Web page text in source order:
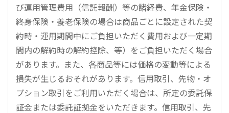
び運用管理費用（信託報酬）等の諸経費、年金保険・
終身保険・養老保険の場合は商品ごとに設定された契
約時・運用期間中にご負担いただく費用および一定期
間内の解約時の解約控除、等）をご負担いただく場合
があります。また、各商品等には価格の変動等による
損失が生じるおそれがあります。信用取引、先物・オ
プション取引をご利用いただく場合は、所定の委託保
証金または委託証拠金をいただきます。信用取引、先